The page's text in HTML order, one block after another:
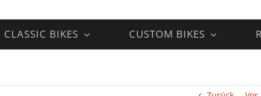
CLASSIC BIKES CUSTOM BIKES